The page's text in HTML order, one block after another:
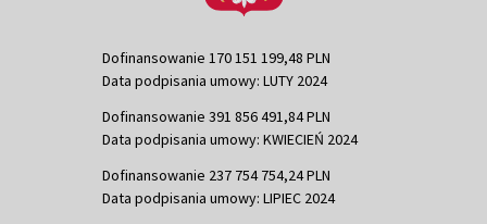
Dofinansowanie 170 151 199,48 PLN
Data podpisania umowy: LUTY 2024
Dofinansowanie 391 856 491,84 PLN
Data podpisania umowy: KWIECIEŃ 2024
Dofinansowanie 237 754 754,24 PLN
Data podpisania umowy: LIPIEC 2024